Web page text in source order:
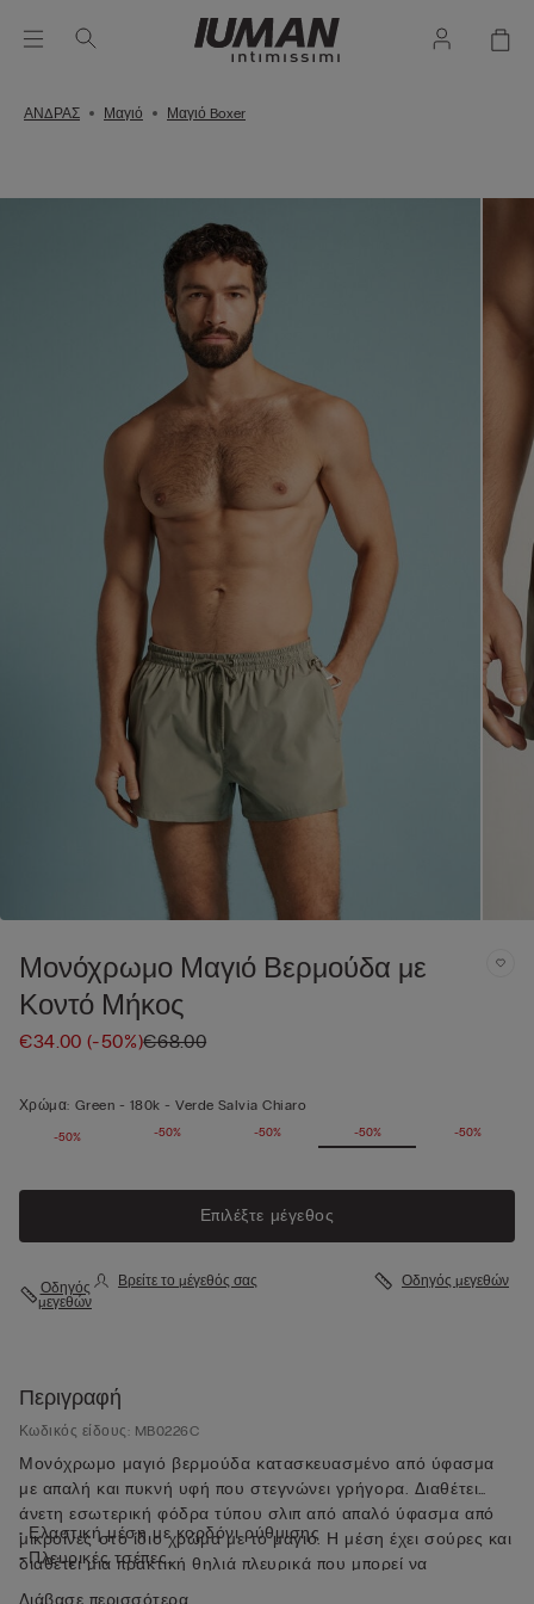
ΑΝΔΡΑΣ Μαγιό Μαγιό Boxer
Μονόχρωμο Μαγιό Βερμούδα με
Κοντό Μήκος
€34.00(-50%)€68.00
Χρώμα: Green - 180k - Verde Salvia Chiaro
-50% -50% -50% -50% -50%
-50%
Επιλέξτε μέγεθος
Οδηγός
μεγεθών
Βρείτε το μέγεθός σας Οδηγός μεγεθών
Περιγραφή
Κωδικός είδους: MB0226C
Μονόχρωμο μαγιό βερμούδα κατασκευασμένο από ύφασμα
με απαλή και πυκνή υφή που στεγνώνει γρήγορα. Διαθέτει
άνετη εσωτερική φόδρα τύπου σλιπ από απαλό ύφασμα από
μικροΐνες στο ίδιο χρώμα με το μαγιό. Η μέση έχει σούρες και
διαθέτει μια πρακτική θηλιά πλευρικά που μπορεί να
χρησιμοποιηθεί για κλειδιά ή για το μεταλλικό ανοιχτήρι που
• Ελαστική μέση με κορδόνι ρύθμισης
• Πλευρικές τσέπες
Διάβασε περισσότερα